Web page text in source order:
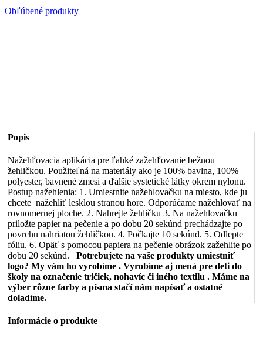
Obľúbené produkty
Popis
Nažehľovacia aplikácia pre ľahké zažehľovanie bežnou
žehličkou. Použiteľná na materiály ako je 100% bavlna, 100%
polyester, bavnené zmesi a ďalšie systetické látky okrem nylonu.
Postup nažehlenia: 1. Umiestnite nažehlovačku na miesto, kde ju
chcete nažehliť lesklou stranou hore. Odporúčame nažehlovať na
rovnomernej ploche. 2. Nahrejte žehličku 3. Na nažehlovačku
priložte papier na pečenie a po dobu 20 sekúnd prechádzajte po
povrchu nahriatou žehličkou. 4. Počkajte 10 sekúnd. 5. Odlepte
fóliu. 6. Opäť s pomocou papiera na pečenie obrázok zažehlite po
dobu 20 sekúnd. Potrebujete na vaše produkty umiestniť
logo? My vám ho vyrobíme . Vyrobíme aj mená pre deti do
školy na označenie tričiek, nohavíc či iného textilu . Máme na
výber rôzne farby a písma stačí nám napísať a ostatné
doladíme.
Informácie o produkte